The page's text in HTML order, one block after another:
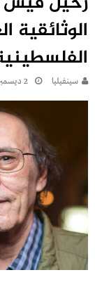
الوثائقية
سينفيليا 2 ديسمبر، 2024